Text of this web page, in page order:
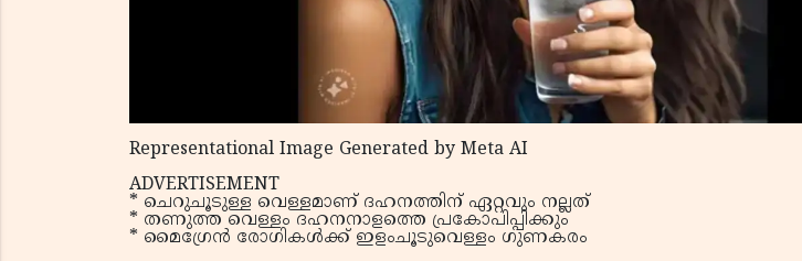
Representational Image Generated by Meta AI
ADVERTISEMENT
* ചെറുചൂടുള്ള വെള്ളമാണ് ദഹനത്തിന് ഏറ്റവും നല്ലത്
* തണുത്ത വെള്ളം ദഹനനാളത്തെ പ്രകോപിപ്പിക്കും
* മൈഗ്രേൻ രോഗികൾക്ക് ഇളംചൂടുവെള്ളം ഗുണകരം